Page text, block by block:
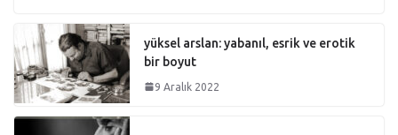
yüksel arslan: yabanıl, esrik ve erotik
bir boyut
9 Aralık 2022